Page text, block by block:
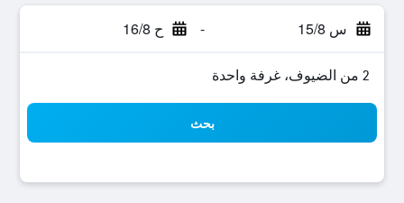
س 15/8 - ح 16/8
2 من الضيوف، غرفة واحدة
بحث